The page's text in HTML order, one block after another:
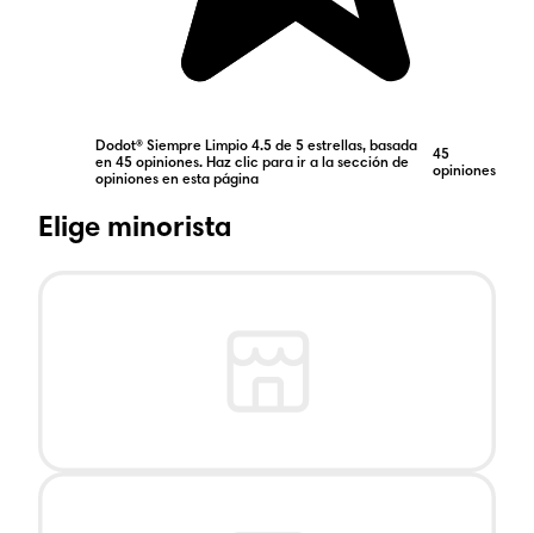
Dodot® Siempre Limpio 4.5 de 5 estrellas, basada
en 45 opiniones. Haz clic para ir a la sección de
opiniones en esta página
45
opiniones
Elige minorista